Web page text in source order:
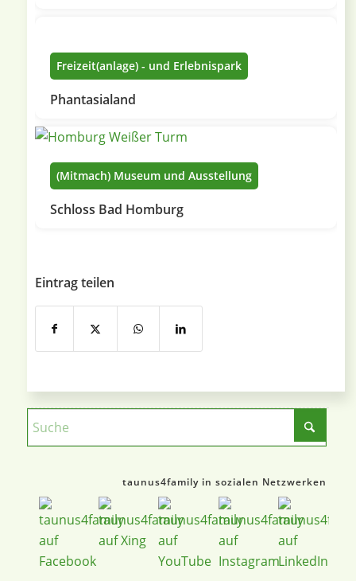
Freizeit(anlage) - und Erlebnispark
Phantasialand
(Mitmach) Museum und Ausstellung
Schloss Bad Homburg
Eintrag teilen
taunus4family in sozialen Netzwerken